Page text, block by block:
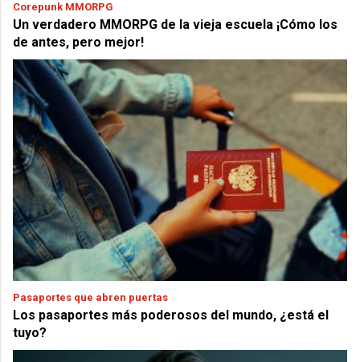
Corepunk MMORPG
Un verdadero MMORPG de la vieja escuela ¡Cómo los
de antes, pero mejor!
Pasaportes que abren puertas
Los pasaportes más poderosos del mundo, ¿está el
tuyo?